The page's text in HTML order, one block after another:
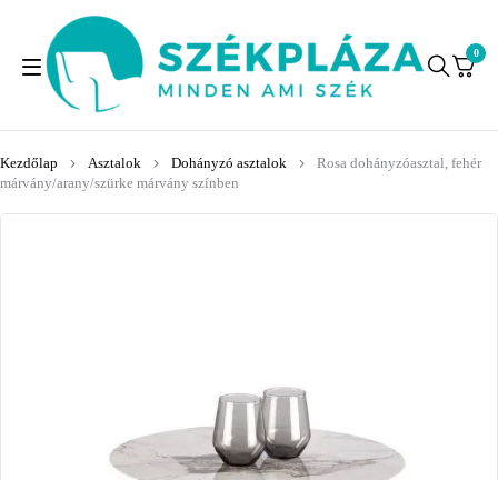
0
Kezdőlap Asztalok Dohányzó asztalok
Rosa dohányzóasztal, fehér
márvány/arany/szürke márvány színben